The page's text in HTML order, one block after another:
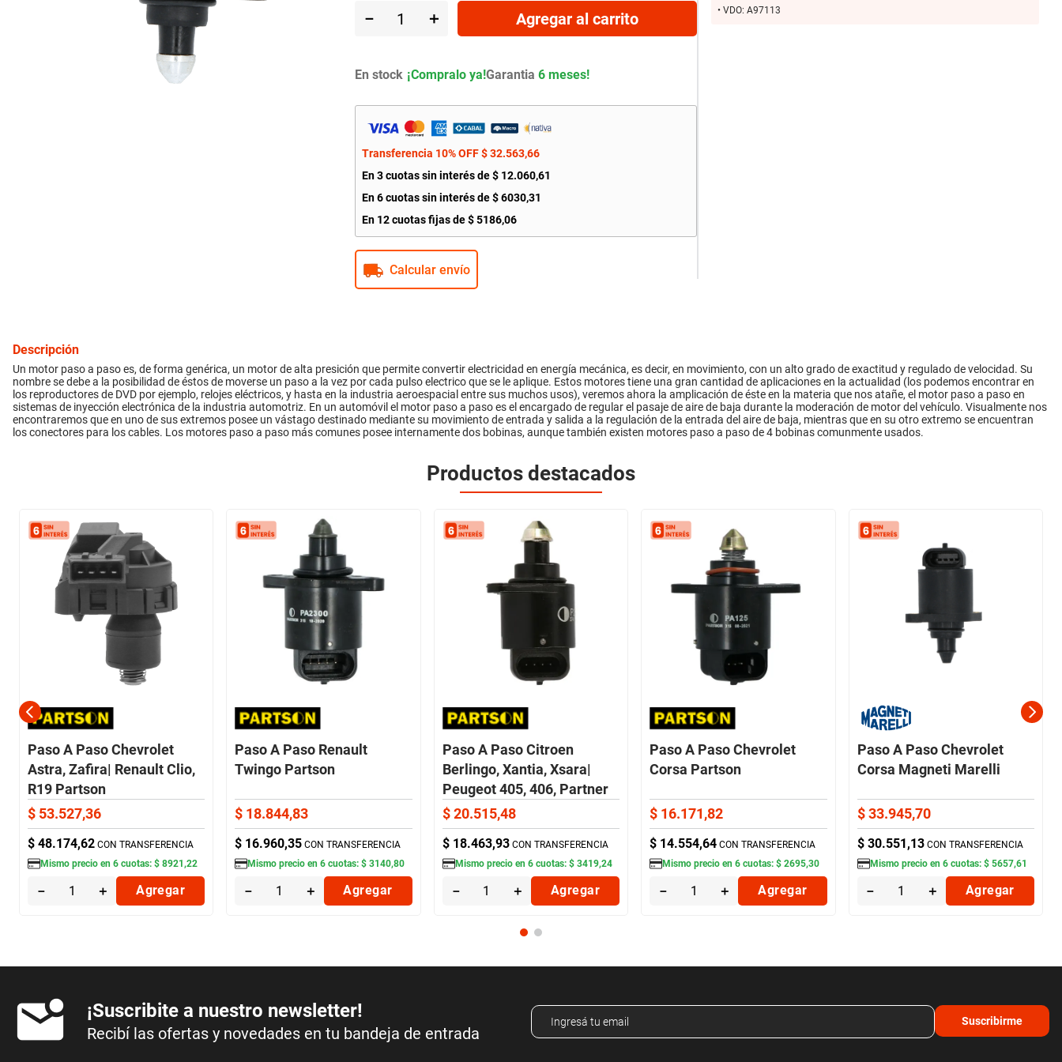
＋
－ Agregar al carrito
En stock Garantia 6 meses!
Transferencia 10% OFF$32.563,66
En3cuotas sin interés de$ 12.060,61
En6cuotas sin interés de$6030,31
En 12cuotas fijas de$5186,06
Calcular envío
• VDO: A97113
Descripción
Un motor paso a paso es, de forma genérica, un motor de alta presición que permite convertir electricidad en energía mecánica, es decir, en movimiento, con un alto grado de exactitud y regulado de velocidad. Su
nombre se debe a la posibilidad de éstos de moverse un paso a la vez por cada pulso electrico que se le aplique. Estos motores tiene una gran cantidad de aplicaciones en la actualidad (los podemos encontrar en
los reproductores de DVD por ejemplo, relojes eléctricos, y hasta en la industria aeroespacial entre sus muchos usos), veremos ahora la amplicación de éste en la materia que nos atañe, el motor paso a paso en
sistemas de inyección electrónica de la industria automotriz. En un automóvil el motor paso a paso es el encargado de regular el pasaje de aire de baja durante la moderación de motor del vehículo. Visualmente nos
encontraremos que en uno de sus extremos posee un vástago destinado mediante su movimiento de entrada y salida a la regulación de la entrada del aire de baja, mientras que en su otro extremo se encuentran
los conectores para los cables. Los motores paso a paso más comunes posee internamente dos bobinas, aunque también existen motores paso a paso de 4 bobinas comunmente usados.
Productos destacados
Paso A Paso Chevrolet
Astra, Zafira| Renault Clio,
R19 Partson
$ 53.527,36
$ 48.174,62 CON TRANSFERENCIA
Mismo precio en 6cuotas: $ 8921 ,22
＋
－ Agregar
Paso A Paso Renault
Twingo Partson
$ 18.844,83
$ 16.960,35 CON TRANSFERENCIA
Mismo precio en6 cuotas:$ 3140,80
＋
－ Agregar
Paso A Paso Citroen
Berlingo, Xantia, Xsara|
Peugeot 405, 406, Partner
Partson
$ 20.515,48
$ 18.463,93 CON TRANSFERENCIA
Mismo precio en 6cuotas: $ 3419,24
＋
－ Agregar
Paso A Paso Chevrolet
Corsa Partson
$ 16.171,82
$ 14.554,64 CON TRANSFERENCIA
Mismo precio en6 cuotas:$ 2695,30
＋
－ Agregar
Paso A Paso Chevrolet
Corsa Magneti Marelli
$ 33.945,70
$ 30.551,13 CON TRANSFERENCIA
Mismo precio en 6cuotas: $ 5657,61
＋
－ Agregar
¡Suscribite a nuestro newsletter!
Recibí las ofertas y novedades en tu bandeja de entrada
Suscribirme
aveo